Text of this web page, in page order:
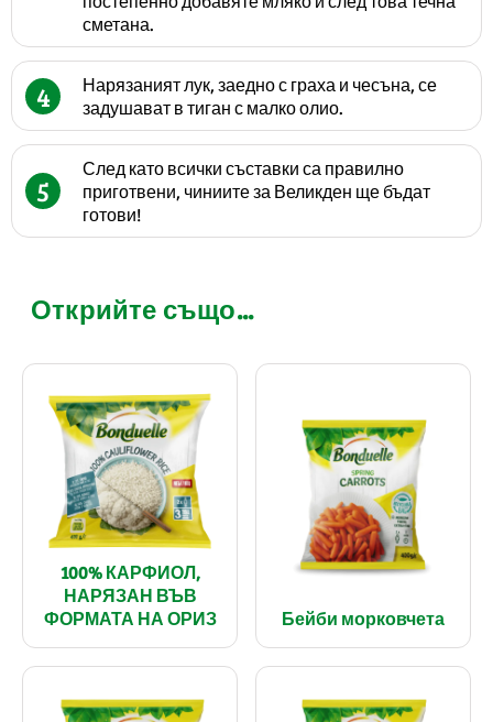
сметана.
4
Нарязаният лук, заедно с граха и чесъна, се
задушават в тиган с малко олио.
5
След като всички съставки са правилно
приготвени, чиниите за Великден ще бъдат
готови!
Открийте също...
100% КАРФИОЛ,
НАРЯЗАН ВЪВ
ФОРМАТА НА ОРИЗ
Бейби морковчета